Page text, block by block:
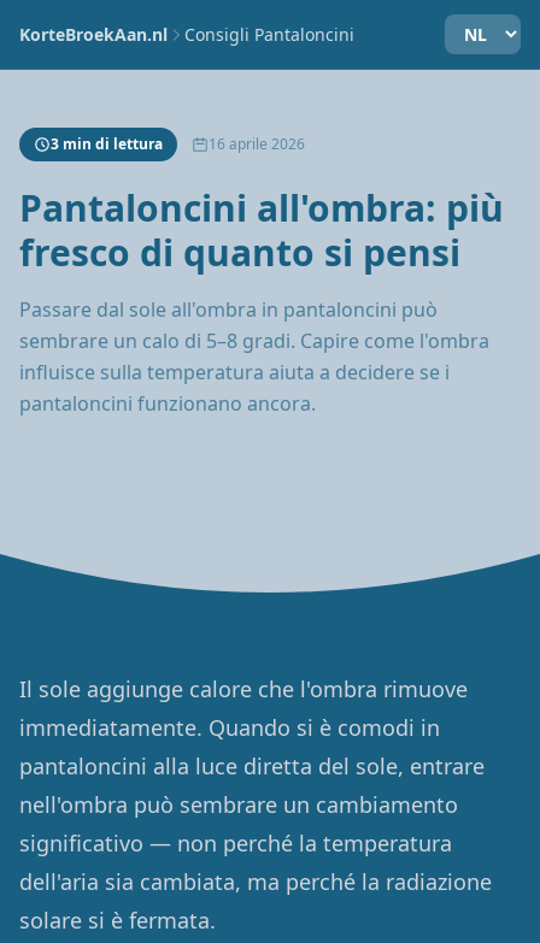
KorteBroekAan.nl Consigli Pantaloncini
3 min di lettura 16 aprile 2026
Pantaloncini all'ombra: più
fresco di quanto si pensi
Passare dal sole all'ombra in pantaloncini può
sembrare un calo di 5–8 gradi. Capire come l'ombra
influisce sulla temperatura aiuta a decidere se i
pantaloncini funzionano ancora.
Il sole aggiunge calore che l'ombra rimuove
immediatamente. Quando si è comodi in
pantaloncini alla luce diretta del sole, entrare
nell'ombra può sembrare un cambiamento
significativo — non perché la temperatura
dell'aria sia cambiata, ma perché la radiazione
solare si è fermata.